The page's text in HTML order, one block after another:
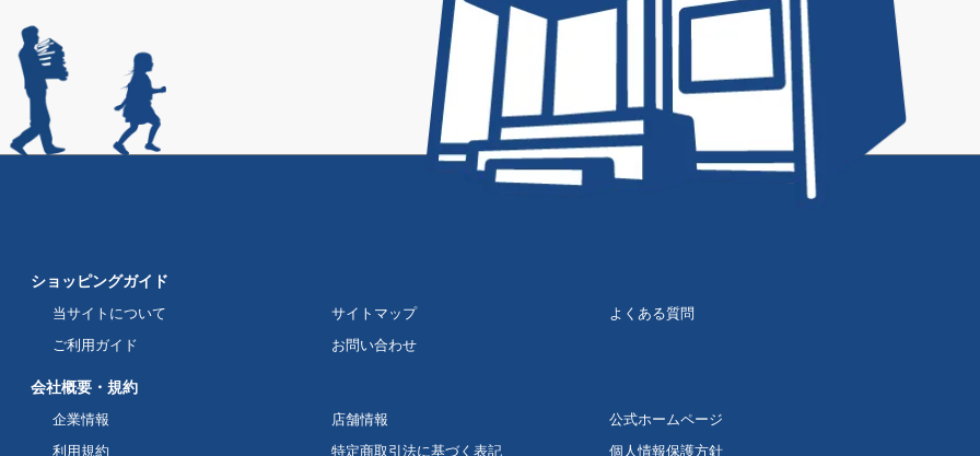
ショッピングガイド
当サイトについて サイトマップ
よくある質問
ご利用ガイド
お問い合わせ
会社概要・規約
企業情報 店舗情報
公式ホームページ
利用規約
特定商取引法に基づく表記 個人情報保護方針